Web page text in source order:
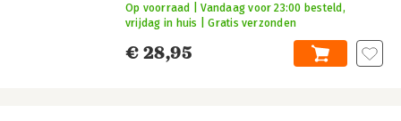
€ 28,95
Op voorraad | Vandaag voor 23:00 besteld,
vrijdag in huis | Gratis verzonden